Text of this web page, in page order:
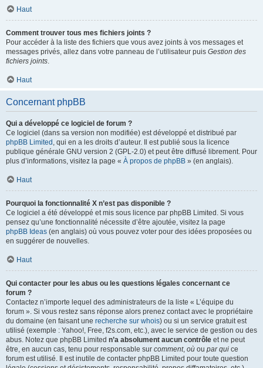
Haut
Comment trouver tous mes fichiers joints ?
Pour accéder à la liste des fichiers que vous avez joints à vos messages et
messages privés, allez dans votre panneau de l’utilisateur puis Gestion des
fichiers joints.
Haut
Concernant phpBB
Qui a développé ce logiciel de forum ?
Ce logiciel (dans sa version non modifiée) est développé et distribué par
phpBB Limited , qui en a les droits d’auteur. Il est publié sous la licence
publique générale GNU version 2 (GPL-2.0) et peut être diffusé librement. Pour
plus d’informations, visitez la page « À propos de phpBB » (en anglais).
Haut
Pourquoi la fonctionnalité X n’est pas disponible ?
Ce logiciel a été développé et mis sous licence par phpBB Limited. Si vous
pensez qu’une fonctionnalité nécessite d’être ajoutée, visitez la page
phpBB Ideas (en anglais) où vous pouvez voter pour des idées proposées ou
en suggérer de nouvelles.
Haut
Qui contacter pour les abus ou les questions légales concernant ce
forum ?
Contactez n’importe lequel des administrateurs de la liste « L’équipe du
forum ». Si vous restez sans réponse alors prenez contact avec le propriétaire
du domaine (en faisant une recherche sur whois) ou si un service gratuit est
utilisé (exemple : Yahoo!, Free, f2s.com, etc.), avec le service de gestion ou des
abus. Notez que phpBB Limited n’a absolument aucun contrôle et ne peut
être, en aucun cas, tenu pour responsable sur comment, où ou par qui ce
forum est utilisé. Il est inutile de contacter phpBB Limited pour toute question